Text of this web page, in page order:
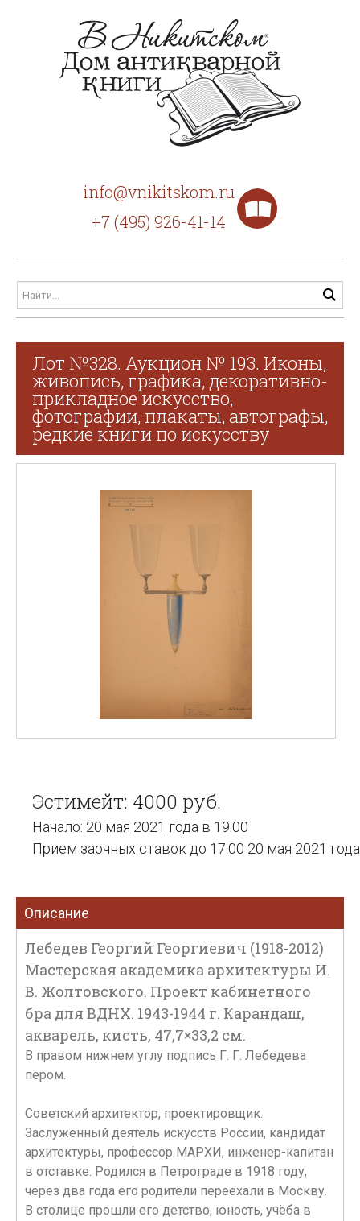
info@vnikitskom.ru
+7 (495) 926-41-14
Лот №328. Аукцион № 193. Иконы,
живопись, графика, декоративно-
прикладное искусство,
фотографии, плакаты, автографы,
редкие книги по искусству
Эстимейт: 4000 руб.
Начало: 20 мая 2021 года в 19:00
Прием заочных ставок до 17:00 20 мая 2021 года
Описание
Лебедев Георгий Георгиевич (1918-2012)
Мастерская академика архитектуры И.
В. Жолтовского. Проект кабинетного
бра для ВДНХ. 1943-1944 г. Карандаш,
акварель, кисть, 47,7×33,2 см.
В правом нижнем углу подпись Г. Г. Лебедева
пером.
Советский архитектор, проектировщик.
Заслуженный деятель искусств России, кандидат
архитектуры, профессор МАРХИ, инженер-капитан
в отставке. Родился в Петрограде в 1918 году,
через два года его родители переехали в Москву.
В столице прошли его детство, юность, учёба в